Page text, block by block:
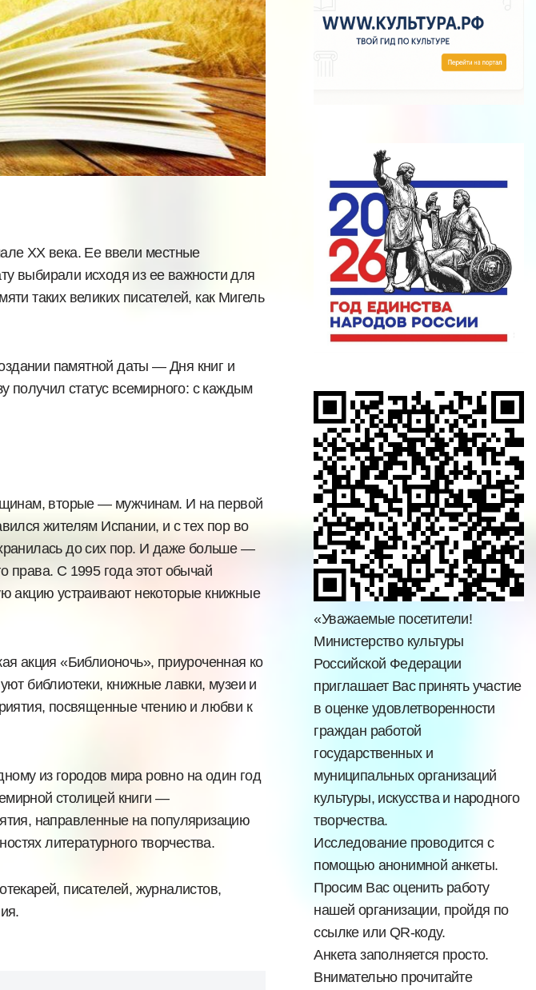
XX века. Ее ввели местные
выбирали исходя из ее важности для
таких великих писателей, как Мигель
памятной даты — Дня книг и
получил статус всемирного: с каждым
вторые — мужчинам. И на первой
жителям Испании, и с тех пор во
до сих пор. И даже больше —
права. С 1995 года этот обычай
акцию устраивают некоторые книжные
акция «Библионочь», приуроченная ко
библиотеки, книжные лавки, музеи и
посвященные чтению и любви к
из городов мира ровно на один год
столицей книги —
направленные на популяризацию
литературного творчества.
писателей, журналистов,
«Уважаемые посетители!
Министерство культуры
Российской Федерации
приглашает Вас принять участие
в оценке удовлетворенности
граждан работой
государственных и
муниципальных организаций
культуры, искусства и народного
творчества.
Исследование проводится с
помощью анонимной анкеты.
Просим Вас оценить работу
нашей организации, пройдя по
ссылке или QR-коду.
Анкета заполняется просто.
Внимательно прочитайте